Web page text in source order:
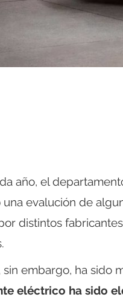
año, el
una evalución de
distintos
sin embargo, ha sido
eléctrico ha sido